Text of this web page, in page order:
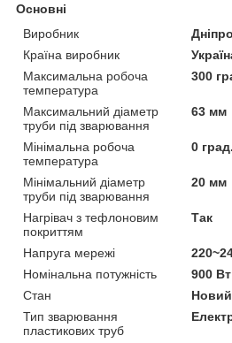
Основні
Виробник
Країна виробник
Максимальна робоча
температура
300
Максимальний діаметр
труби під зварювання
63 мм
Мінімальна робоча
температура
0 град.
Мінімальний діаметр
труби під зварювання
20 мм
Нагрівач з тефлоновим
покриттям
Так
Напруга мережі
Номінальна потужність
900 Вт
Стан
Новий
Тип зварювання
пластикових труб